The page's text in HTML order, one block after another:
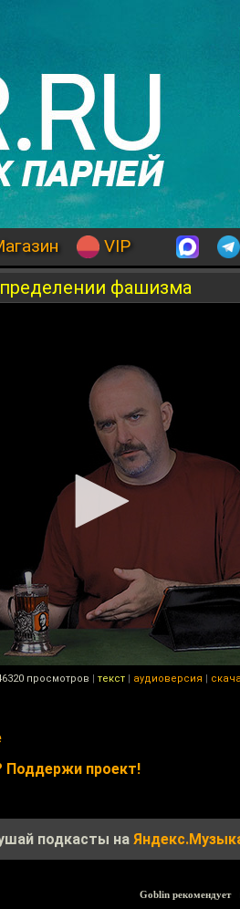
VIP
фашизма
просмотров | текст | аудиоверсия |
проект!
подкасты на
Goblin рекомендует